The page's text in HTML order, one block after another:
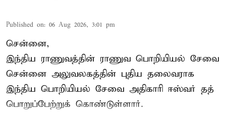
Published on: 06 Aug 2026, 3:01 pm
சென்னை,
இந்திய ராணுவத்தின் ராணுவ பொறியியல் சேவை
சென்னை அலுவலகத்தின் புதிய தலைவராக
இந்திய பொறியியல் சேவை அதிகாரி ஈஸ்வர் தத்
பொறுப்பேற்றுக் கொண்டுள்ளார்.